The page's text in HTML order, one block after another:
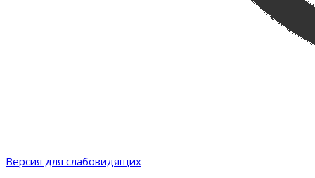
Версия для слабовидящих